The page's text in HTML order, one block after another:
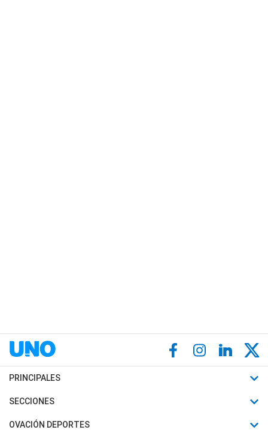
PRINCIPALES
Últimas Noticias
Política
SECCIONES
Horóscopo
OVACIÓN DEPORTES